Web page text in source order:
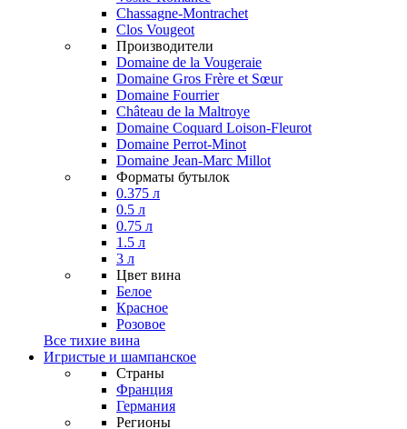
Chassagne-Montrachet
Clos Vougeot
Производители
Domaine de la Vougeraie
Domaine Gros Frère et Sœur
Domaine Fourrier
Château de la Maltroye
Domaine Coquard Loison-Fleurot
Domaine Perrot-Minot
Domaine Jean-Marc Millot
Форматы бутылок
0.375 л
0.5 л
0.75 л
1.5 л
3 л
Цвет вина
Белое
Красное
Розовое
Все тихие вина
Игристые и шампанское
Страны
Франция
Германия
Регионы